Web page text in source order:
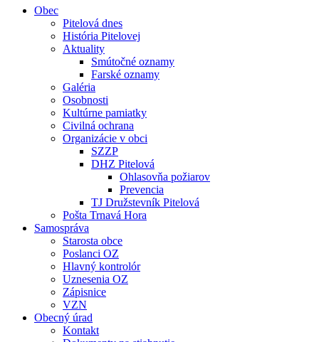
Obec
Pitelová dnes
História Pitelovej
Aktuality
Smútočné oznamy
Farské oznamy
Galéria
Osobnosti
Kultúrne pamiatky
Civilná ochrana
Organizácie v obci
SZZP
DHZ Pitelová
Ohlasovňa požiarov
Prevencia
TJ Družstevník Pitelová
Pošta Trnavá Hora
Samospráva
Starosta obce
Poslanci OZ
Hlavný kontrolór
Uznesenia OZ
Zápisnice
VZN
Obecný úrad
Kontakt